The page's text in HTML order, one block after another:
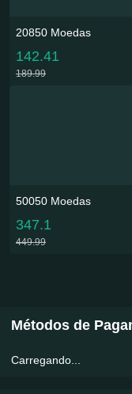
20850 Moedas
142.41
189.99
50050 Moedas
347.1
449.99
Métodos de
Carregando...